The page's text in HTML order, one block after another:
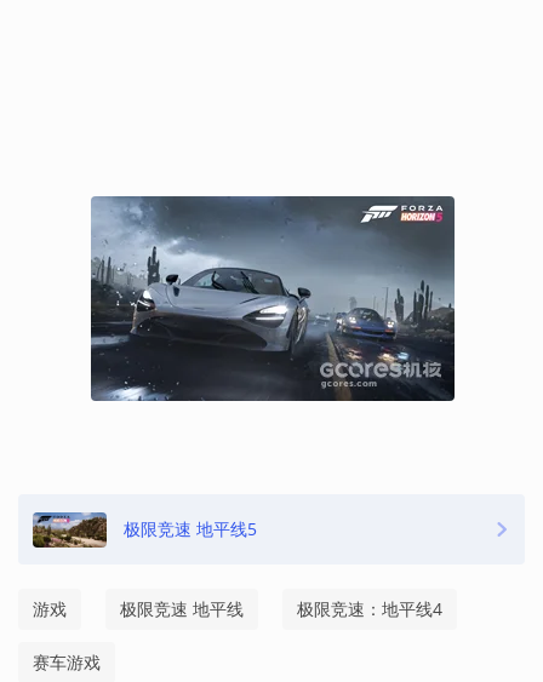
极限竞速 地平线5
游戏 极限竞速 地平线 极限竞速：地平线4
赛车游戏